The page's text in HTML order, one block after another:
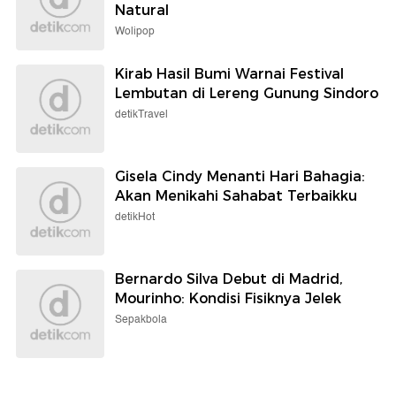
Natural
Wolipop
Kirab Hasil Bumi Warnai Festival
Lembutan di Lereng Gunung Sindoro
detikTravel
Gisela Cindy Menanti Hari Bahagia:
Akan Menikahi Sahabat Terbaikku
detikHot
Bernardo Silva Debut di Madrid,
Mourinho: Kondisi Fisiknya Jelek
Sepakbola